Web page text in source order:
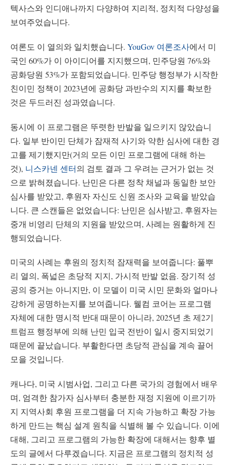
텍사스와 인디애나까지 다양하여 지리적, 정치적 다양성을
보여주었습니다.
여론도 이 열의와 일치했습니다. YouGov 여론조사에서 미
국인 60%가 이 아이디어를 지지했으며, 민주당원 76%와
공화당원 53%가 포함되었습니다. 민주당 행정부가 시작한
친이민 정책이 2023년에 공화당 과반수의 지지를 확보한
것은 두드러진 성과였습니다.
동시에 이 프로그램은 뚜렷한 반발을 일으키지 않았습니
다. 일부 반이민 단체가 잠재적 사기와 약한 심사에 대한 경
고를 제기했지만(거의 모든 이민 프로그램에 대해 하는
것), 니스카넨 센터의 검토 결과 그 우려는 근거가 없는 것
으로 밝혀졌습니다. 난민은 다른 정착 채널과 동일한 보안
심사를 받았고, 후원자 자신도 신원 조사와 교육을 받았습
니다. 큰 스캔들은 없었습니다: 난민은 심사받고, 후원자는
중개 비영리 단체의 지원을 받았으며, 사례는 원활하게 진
행되었습니다.
미국의 사례는 후원의 정치적 잠재력을 보여줍니다: 풀뿌
리 열의, 폭넓은 초당적 지지, 가시적 반발 없음. 장기적 성
공의 증거는 아니지만, 이 모델이 미국 시민 문화와 얼마나
강하게 공명하는지를 보여줍니다. 웰컴 코어는 프로그램
자체에 대한 명시적 반대 때문이 아니라, 2025년 초 제2기
트럼프 행정부에 의해 난민 입국 전반이 일시 중지되었기
때문에 끝났습니다. 부활한다면 초당적 관심을 계속 끌어
모을 것입니다.
캐나다, 미국 시범사업, 그리고 다른 국가의 경험에서 배우
며, 엄격한 참가자 심사부터 충분한 재정 지원에 이르기까
지 지역사회 후원 프로그램을 더 지속 가능하고 확장 가능
하게 만드는 핵심 설계 원칙을 식별해 볼 수 있습니다. 이에
대해, 그리고 프로그램의 가능한 확장에 대해서는 향후 별
도의 글에서 다루겠습니다. 지금은 프로그램의 정치적 성